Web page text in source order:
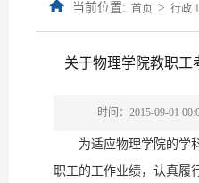
当前位置: 首页 > 行政
关于物理学院教职工
时间：2015-09-01
为适应物理学院的学
职工的工作业绩，认真履